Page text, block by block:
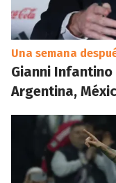
Una semana
Gianni
Argentina,